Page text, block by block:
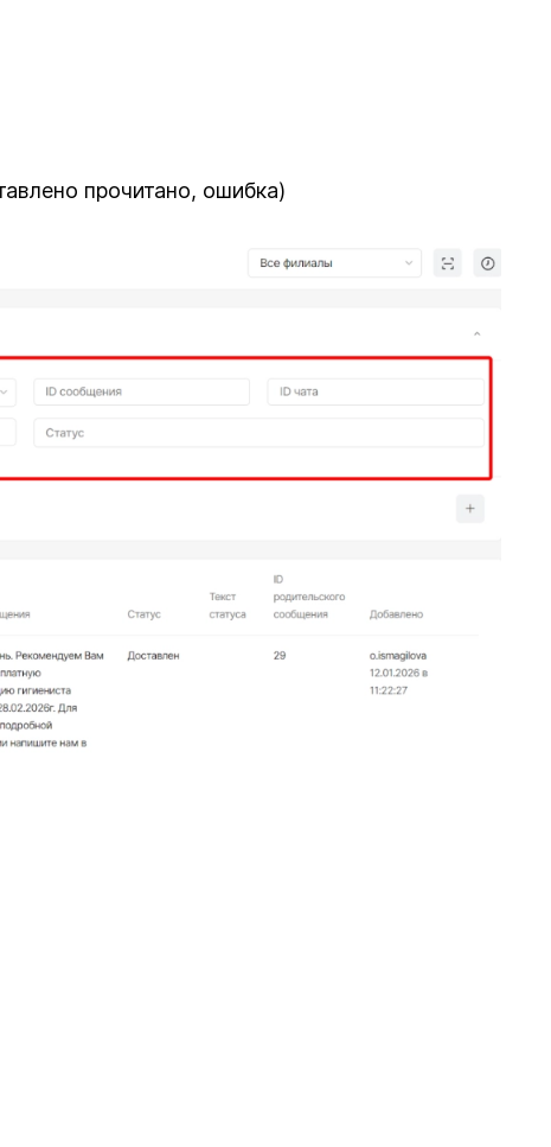
прочитано, ошибка)